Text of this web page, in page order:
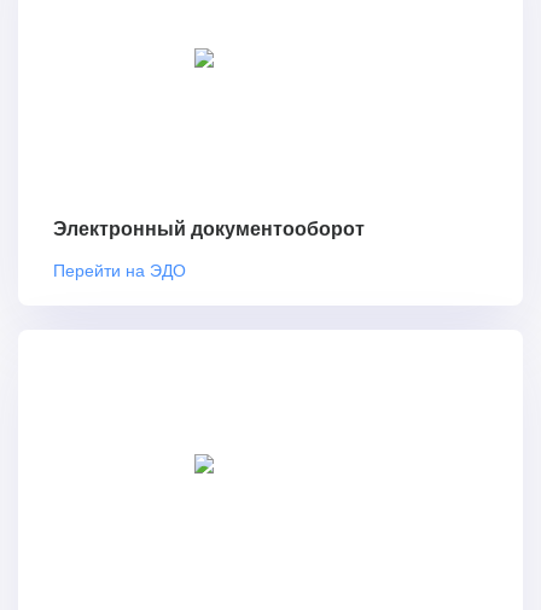
Электронный документооборот
Перейти на ЭДО